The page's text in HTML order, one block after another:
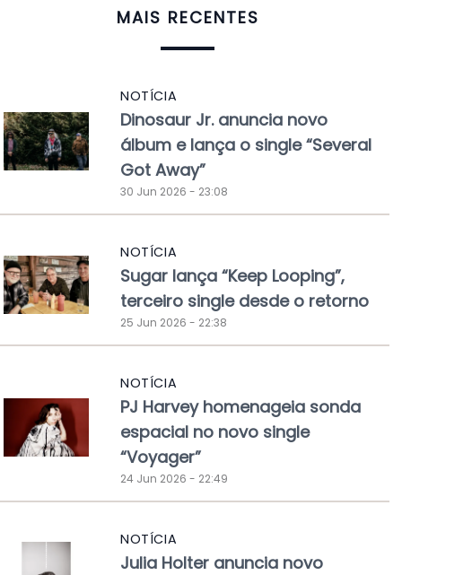
MAIS RECENTES
NOTÍCIA
Dinosaur Jr. anuncia novo
álbum e lança o single “Several
Got Away”
30 Jun 2026 - 23:08
NOTÍCIA
Sugar lança “Keep Looping”,
terceiro single desde o retorno
25 Jun 2026 - 22:38
NOTÍCIA
PJ Harvey homenageia sonda
espacial no novo single
“Voyager”
24 Jun 2026 - 22:49
NOTÍCIA
Julia Holter anuncia novo